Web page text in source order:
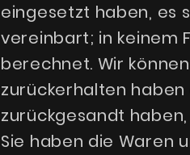
eingesetzt haben, es
vereinbart; in keinem
berechnet. Wir
zurückerhalten
zurückgesandt
Sie haben die Waren